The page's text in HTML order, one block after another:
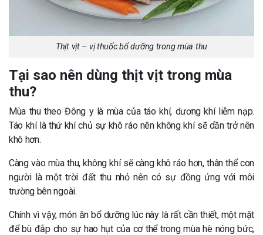
Thịt vịt – vị thuốc bổ dưỡng trong mùa thu
Tại sao nên dùng thịt vịt trong mùa
thu?
Mùa thu theo Đông y là mùa của táo khí, dương khí liễm nạp.
Táo khí là thứ khí chủ sự khô ráo nên không khí sẽ dần trở nên
khô hơn.
Càng vào mùa thu, không khí sẽ càng khô ráo hơn, thân thể con
người là một trời đất thu nhỏ nên có sự đồng ứng với môi
trường bên ngoài.
Chính vì vậy, món ăn bổ dưỡng lúc này là rất cần thiết, một mặt
để bù đắp cho sự hao hụt của cơ thể trong mùa hè nóng bức,